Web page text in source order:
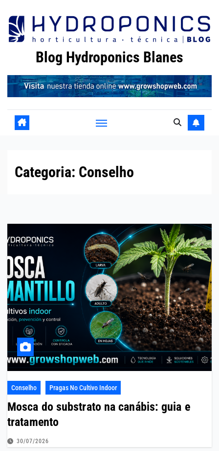
content
Blog Hydroponics Blanes
Categoria: Conselho
Conselho Pragas No Cultivo Indoor
Mosca do substrato na canábis: guia e
tratamento
30/07/2026